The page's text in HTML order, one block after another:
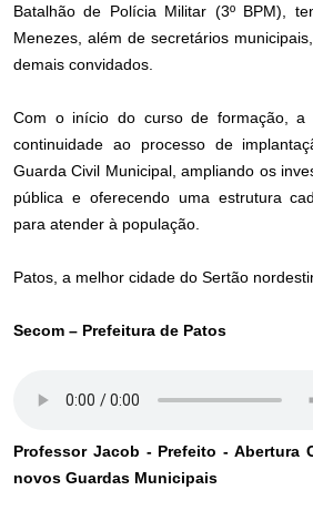
Batalhão de Polícia Militar (3º BPM),
Menezes, além de secretários
demais convidados.
Com o início do curso de formação, a
continuidade ao processo de
Guarda Civil Municipal, ampliando os
pública e oferecendo uma estrutura
para atender à população.
Patos, a melhor cidade do Sertão
Secom – Prefeitura de Patos
Professor Jacob - Prefeito - Abertura
novos Guardas Municipais